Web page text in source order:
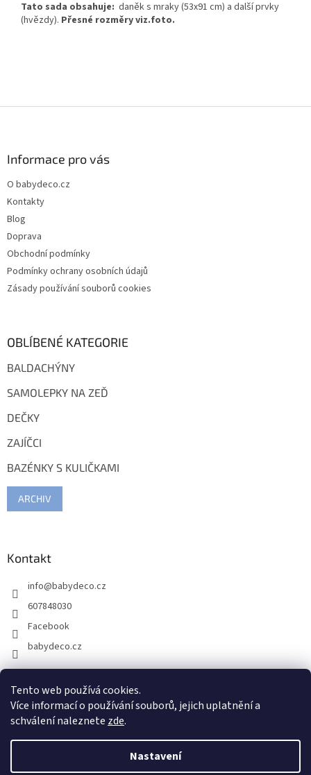
Tento web používá cookies.
Více informací o používání souborů, jejich uplatnění a
schválení naleznete zde.
Nastavení
Tato sada obsahuje: daněk s mraky (53x91 cm) a další prvky
(hvězdy). Přesné rozměry viz.foto.
Informace pro vás
O babydeco.cz
Kontakty
Blog
Doprava
Obchodní podmínky
Podmínky ochrany osobních údajů
Zásady používání souborů cookies
OBLÍBENÉ KATEGORIE
BALDACHÝNY
SAMOLEPKY NA ZEĎ
DEČKY
ZAJÍČCI
BAZÉNKY S KULIČKAMI
ARCHIV
Kontakt
info@babydeco.cz
607848030
Facebook
babydeco.cz
Vytvořil Shoptet